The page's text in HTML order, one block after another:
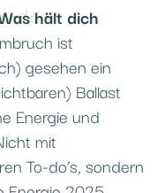
hält dich
ist
gesehen ein
Ballast
Energie und
mit
To-do’s, sondern